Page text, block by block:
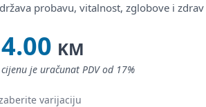
probavu, vitalnost, zglobove i
KM
je uračunat PDV od 17%
varijaciju